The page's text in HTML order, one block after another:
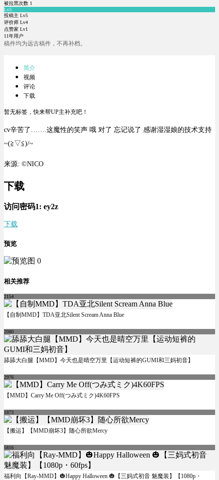
被拉黑次数 1
Lv5
投稿主 Lv5
评价师 Lv4
点赞家 Lv1
11年用户
稿件均为远古稿件，不再补档。
简介
视频
评论
下载
暂无标签，快来帮UP主补充吧！
cv辛苦了…….这魔性的笑声 哦 对了 忘记说了 感谢湿湿娘的技术支持
~(≧▽≦)/~
来源: ©NICO
下载
访问密码1: ey2z
下载
预览
相关推荐
2154
【自制MMD】TDA亚北Silent Scream Anna Blue
2080
舔舔大白腿【MMD】今天也是晴空万里【运动短裤的GUMI和三妈初音】
2976
【MMD】Carry Me Off(つみ式ミク)4K60FPS
1873
【搬运】【MMD崩坏3】随心所欲Mercy
5816
福利向【Ray-MMD】🎃Happy Halloween 🎃【三妈式初音 魅魔装】【1080p・